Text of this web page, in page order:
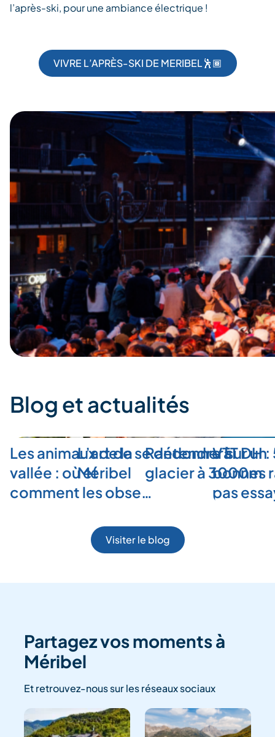
l’après-ski, pour une ambiance électrique !
VIVRE L’APRÈS-SKI DE MERIBEL🕺🏾
Blog et actualités
Les animaux de la
vallée : où et
comment les obse…
L’art de se détendre à
Méribel
Randonner sur un
glacier à 3000m
VTT DH
bonnes
pas
Visiter le blog
Partagez vos moments à
Méribel
Et retrouvez-nous sur les réseaux sociaux